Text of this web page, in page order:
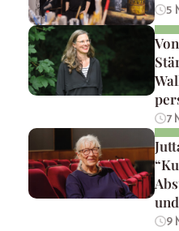
5
7
9